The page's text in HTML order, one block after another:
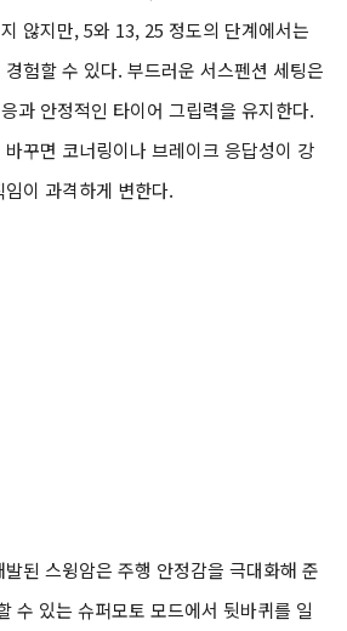
않지만, 5와 13, 25 정도의 단계에서는
험할 수 있다. 부드러운 서스펜션 세팅은
과 안정적인 타이어 그립력을 유지한다.
꾸면 코너링이나 브레이크 응답성이 강
이 과격하게 변한다.
된 스윙암은 주행 안정감을 극대화해 준
수 있는 슈퍼모토 모드에서 뒷바퀴를 일